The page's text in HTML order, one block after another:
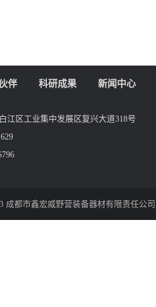
伴 科研成果 新闻中心
江区工业集中发展区复兴大道318号
成都市鑫宏威野营装备器材有限责任公司